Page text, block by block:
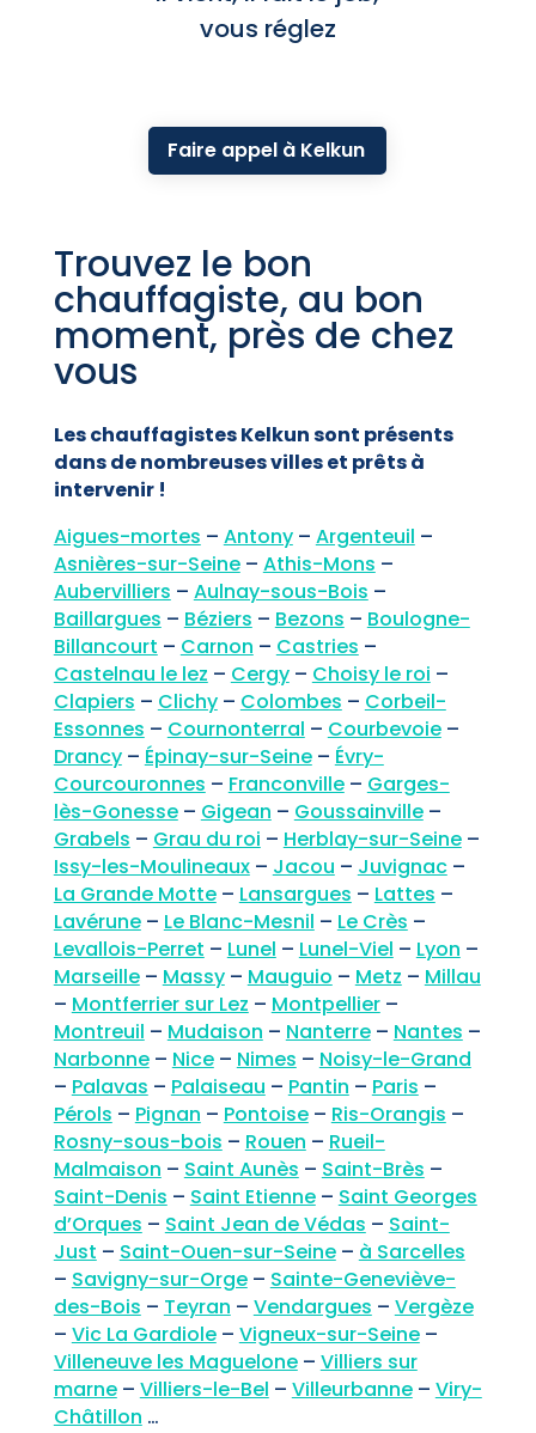
vous réglez
Faire appel à Kelkun
Trouvez le bon
chauffagiste, au bon
moment, près de chez
vous
Les chauffagistes Kelkun sont présents
dans de nombreuses villes et prêts à
intervenir !
Aigues-mortes – Antony– Argenteuil –
Asnières-sur-Seine– Athis-Mons –
Aubervilliers – Aulnay-sous-Bois –
Baillargues – Béziers – Bezons – Boulogne-
Billancourt – Carnon – Castries –
Castelnau le lez – Cergy– Choisy le roi –
Clapiers – Clichy– Colombes – Corbeil-
Essonnes – Cournonterral – Courbevoie–
Drancy– Épinay-sur-Seine– Évry-
Courcouronnes – Franconville– Garges-
lès-Gonesse– Gigean – Goussainville–
Grabels – Grau du roi – Herblay-sur-Seine–
Issy-les-Moulineaux– Jacou – Juvignac–
La Grande Motte– Lansargues – Lattes –
Lavérune– Le Blanc-Mesnil – Le Crès –
Levallois-Perret – Lunel – Lunel-Viel – Lyon –
Marseille– Massy– Mauguio – Metz – Millau
– Montferrier sur Lez – Montpellier–
Montreuil – Mudaison – Nanterre– Nantes –
Narbonne– Nice– Nimes – Noisy-le-Grand
– Palavas – Palaiseau – Pantin – Paris –
Pérols – Pignan – Pontoise– Ris-Orangis –
Rosny-sous-bois – Rouen – Rueil-
Malmaison – Saint Aunès – Saint-Brès –
Saint-Denis – Saint Etienne– Saint Georges
d’Orques – Saint Jean de Védas – Saint-
Just – Saint-Ouen-sur-Seine– à Sarcelles
– Savigny-sur-Orge– Sainte-Geneviève-
des-Bois – Teyran – Vendargues – Vergèze
– Vic La Gardiole– Vigneux-sur-Seine–
Villeneuve les Maguelone– Villiers sur
marne– Villiers-le-Bel – Villeurbanne– Viry-
Châtillon …